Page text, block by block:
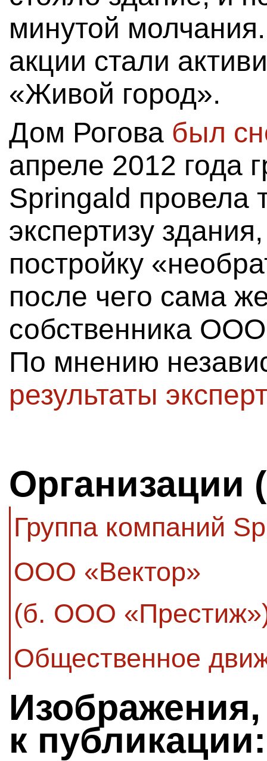
минутой
акции стали
«Живой город».
Дом Рогова был
апреле 2012 года
Springald провела
экспертизу
постройку
после чего сама
собственника
По мнению
результаты
Организации
Группа компаний
ООО «Вектор»
(б. ООО
Общественное
к публикации: